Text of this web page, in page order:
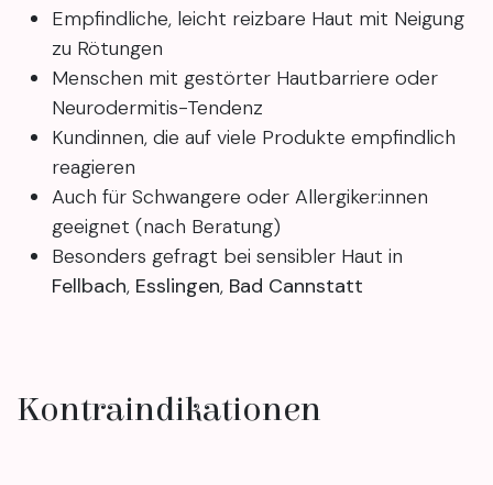
Empfindliche, leicht reizbare Haut mit Neigung
zu Rötungen
Menschen mit gestörter Hautbarriere oder
Neurodermitis-Tendenz
Kundinnen, die auf viele Produkte empfindlich
reagieren
Auch für Schwangere oder Allergiker:innen
geeignet (nach Beratung)
Besonders gefragt bei sensibler Haut in
Fellbach, Esslingen, Bad Cannstatt
Kontraindikationen